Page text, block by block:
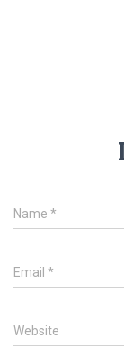
Name *
Email *
Website